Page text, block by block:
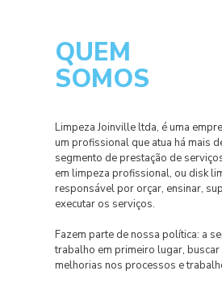
QUEM
SOMOS
Limpeza Joinville ltda, é uma
um profissional que atua há mais
segmento de prestação de
em limpeza profissional, ou disk
responsável por orçar, ensinar,
executar os serviços.
Fazem parte de nossa política: a
trabalho em primeiro lugar,
melhorias nos processos e